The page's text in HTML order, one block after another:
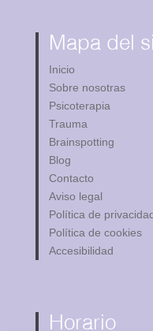
Mapa del
Inicio
Sobre nosotras
Psicoterapia
Trauma
Brainspotting
Blog
Contacto
Aviso legal
Política de
Política de cookies
Accesibilidad
Horario